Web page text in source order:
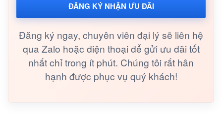
ĐĂNG KÝ NHẬN ƯU ĐÃI
Đăng ký ngay, chuyên viên đại lý sẽ liên hệ
qua Zalo hoặc điện thoại để gửi ưu đãi tốt
nhất chỉ trong ít phút. Chúng tôi rất hân
hạnh được phục vụ quý khách!